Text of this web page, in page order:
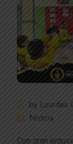
by Lourdes
Noticia
Con gran